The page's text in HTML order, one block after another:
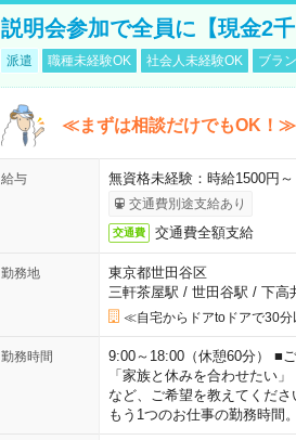
説明会参加で全員に【現金2
派遣 職種未経験OK 社会人未経験OK ブラ
≪まずは相談だけでもOK！≫
給与 無資格未経験：時給1500
交通費別途支給あり
交通費 交通費全額支給
勤務地
東京都世田谷区
三軒茶屋駅 / 世田谷駅 / 下高
≪自宅からドアtoドアで30分
勤務時間
9:00～18:00（休憩60分） ■
「家族と休みを合わせたい
など、ご希望を教えてくだ
もう1つのお仕事の勤務時間